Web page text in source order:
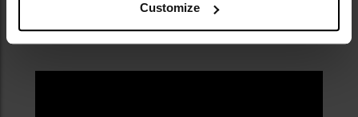
Customize
nogawki z taśmami
wzmocnione kolana i pośladki